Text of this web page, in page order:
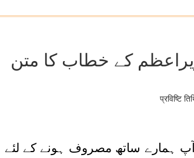
کے خطاب کا متن
प्रविष्टि
ساتھ مصروف ہونے کے لئے